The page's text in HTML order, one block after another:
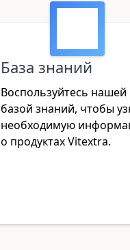
База знаний
Воспользуйтесь нашей
базой знаний, чтобы
необходимую
о продуктах Vitextra.